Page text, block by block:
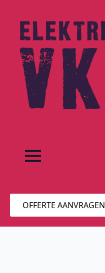
OFFERTE AANVRAGEN